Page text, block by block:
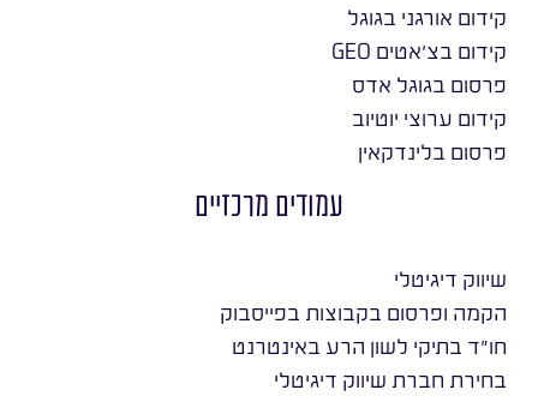
קידום אורגני בגוגל
קידום בצ׳אטים GEO
פרסום בגוגל אדס
קידום ערוצי יוטיוב
פרסום בלינדקאין
עמודים מרכזיים
שיווק דיגיטלי
הקמה ופרסום בקבוצות בפייסבוק
חו״ד בתיקי לשון הרע באינטרנט
בחירת חברת שיווק דיגיטלי